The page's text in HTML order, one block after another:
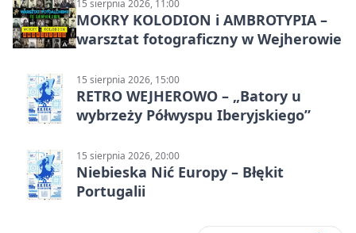
15 sierpnia 2026, 11:00
MOKRY KOLODION i AMBROTYPIA –
warsztat fotograficzny w Wejherowie
15 sierpnia 2026, 15:00
RETRO WEJHEROWO – „Batory u
wybrzeży Półwyspu Iberyjskiego”
15 sierpnia 2026, 20:00
Niebieska Nić Europy – Błękit
Portugalii